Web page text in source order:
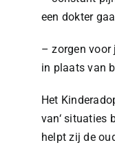
een dokter
– zorgen voor
in plaats van
Het
van‘ situaties
helpt zij de